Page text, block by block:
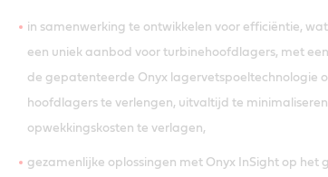
in samenwerking te ontwikkelen voor efficiëntie,
een uniek aanbod voor turbinehoofdlagers, met
de gepatenteerde Onyx lagervetspoeltechnologie
hoofdlagers te verlengen, uitvaltijd te
opwekkingskosten te verlagen,
gezamenlijke oplossingen met Onyx InSight op het